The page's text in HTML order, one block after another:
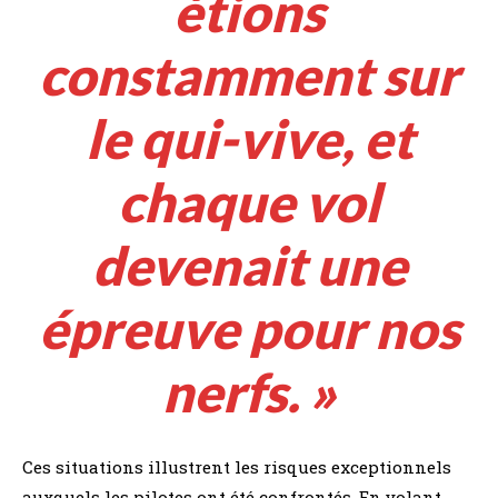
constamment sur
le qui-vive, et
chaque vol
devenait une
épreuve pour nos
nerfs. »
Ces situations illustrent les risques exceptionnels